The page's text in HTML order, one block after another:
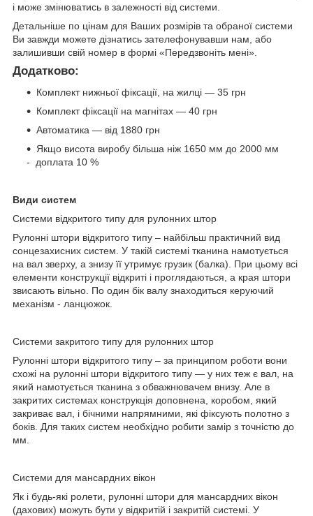
і може змінюватись в залежності від системи.
Детальніше по цінам для Ваших розмірів та обраної системи
Ви завжди можете дізнатись зателефонувавши нам, або
залишивши свій номер в формі «Передзвоніть мені».
Додатково:
Комплект нижньої фіксації, на жилці — 35 грн
Комплект фіксації на магнітах — 40 грн
Автоматика — від 1880 грн
Якщо висота виробу більша ніж 1650 мм до 2000 мм
- доплата 10 %
Види систем
Системи відкритого типу для рулонних штор
Рулонні штори відкритого типу – найбільш практичний вид
сонцезахисних систем. У такій системі тканина намотується
на вал зверху, а знизу її утримує грузик (балка). При цьому всі
елементи конструкції відкриті і проглядаються, а края штори
звисають вільно. По один бік валу знаходиться керуючий
механізм - ланцюжок.
Системи закритого типу для рулонних штор
Рулонні штори відкритого типу – за принципом роботи вони
схожі на рулонні штори відкритого типу — у них теж є вал, на
який намотується тканина з обважнювачем внизу. Але в
закритих системах конструкція доповнена, коробом, який
закриває вал, і бічними напрямними, які фіксують полотно з
боків. Для таких систем необхідно робити замір з точністю до
мм.
Системи для мансардних вікон
Як і будь-які ролети, рулонні штори для мансардних вікон
(дахових) можуть бути у відкритій і закритій системі. У